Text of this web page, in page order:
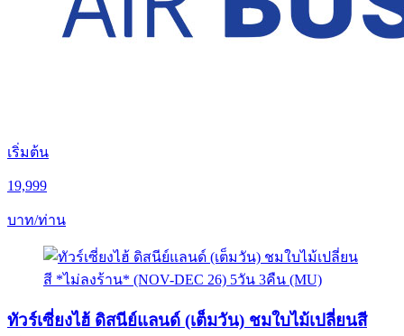
เริ่มต้น
19,999
บาท/ท่าน
ทัวร์เซี่ยงไฮ้ ดิสนีย์แลนด์ (เต็มวัน) ชมใบไม้เปลี่ยนสี